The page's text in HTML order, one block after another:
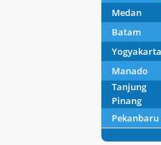
Medan
Batam
Yogyakarta
Manado
Tanjung
Pinang
Pekanbaru